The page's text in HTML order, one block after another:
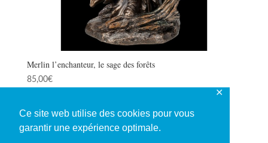
Ce site web utilise des cookies pour vous
garantir une expérience optimale.
✕
Merlin l’enchanteur, le sage des forêts
85,00€
1 2 3 4 →